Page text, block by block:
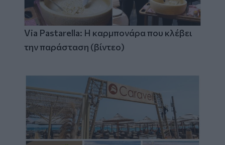
Via Pastarella: Η καρμπονάρα που κλέβει
την παράσταση (βίντεο)